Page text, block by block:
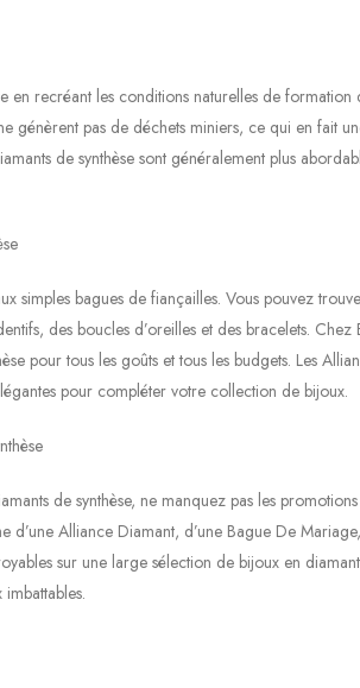
en recréant les conditions naturelles de
génèrent pas de déchets miniers, ce qui en fait
de synthèse sont généralement plus
simples bagues de fiançailles. Vous pouvez
des boucles d’oreilles et des bracelets.
pour tous les goûts et tous les budgets. Les
pour compléter votre collection de bijoux.
de synthèse, ne manquez pas les
Alliance Diamant, d’une Bague De
sur une large sélection de bijoux en